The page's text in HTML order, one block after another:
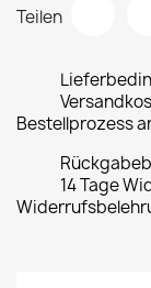
Teilen
Bestellprozess
14 Tage